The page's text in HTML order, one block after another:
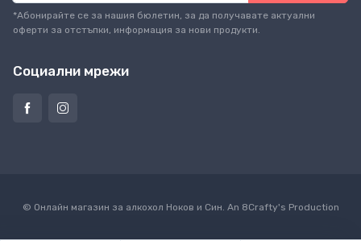
*Абонирайте се за нашия бюлетин, за да получавате актуални
оферти за отстъпки, информация за нови продукти.
Социални мрежи
© Онлайн магазин за алкохол Ноков и Син. An 8Crafty's Production